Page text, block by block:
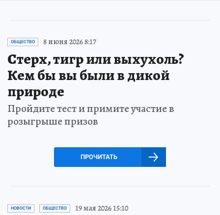
ОБЩЕСТВО 8 июня 2026 8:17
Стерх, тигр или выхухоль?
Кем бы вы были в дикой
природе
Пройдите тест и примите участие в
розыгрыше призов
ПРОЧИТАТЬ
НОВОСТИ ОБЩЕСТВО 19 мая 2026 15:10